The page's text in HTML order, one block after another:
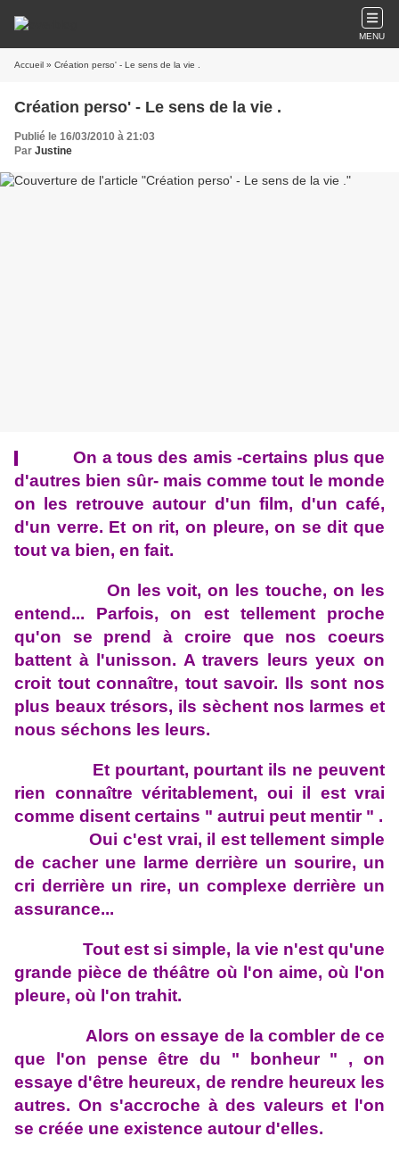
MENU
Accueil » Création perso' - Le sens de la vie .
Création perso' - Le sens de la vie .
Publié le 16/03/2010 à 21:03
Par Justine
On a tous des amis -certains plus que
d'autres bien sûr- mais comme tout le monde
on les retrouve autour d'un film, d'un café,
d'un verre. Et on rit, on pleure, on se dit que
tout va bien, en fait.
On les voit, on les touche, on les
entend... Parfois, on est tellement proche
qu'on se prend à croire que nos coeurs
battent à l'unisson. A travers leurs yeux on
croit tout connaître, tout savoir. Ils sont nos
plus beaux trésors, ils sèchent nos larmes et
nous séchons les leurs.
Et pourtant, pourtant ils ne peuvent
rien connaître véritablement, oui il est vrai
comme disent certains " autrui peut mentir " .
Oui c'est vrai, il est tellement simple
de cacher une larme derrière un sourire, un
cri derrière un rire, un complexe derrière un
assurance...
Tout est si simple, la vie n'est qu'une
grande pièce de théâtre où l'on aime, où l'on
pleure, où l'on trahit.
Alors on essaye de la combler de ce
que l'on pense être du " bonheur " , on
essaye d'être heureux, de rendre heureux les
autres. On s'accroche à des valeurs et l'on
se créée une existence autour d'elles.